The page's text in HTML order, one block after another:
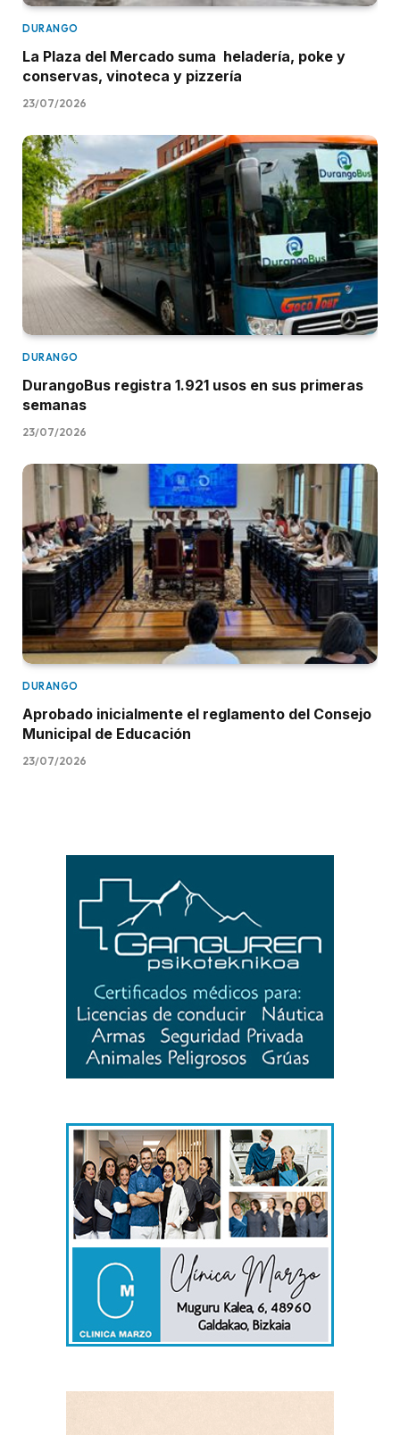
DURANGO
La Plaza del Mercado suma heladería, poke y
conservas, vinoteca y pizzería
23/07/2026
DURANGO
DurangoBus registra 1.921 usos en sus primeras
semanas
23/07/2026
DURANGO
Aprobado inicialmente el reglamento del Consejo
Municipal de Educación
23/07/2026